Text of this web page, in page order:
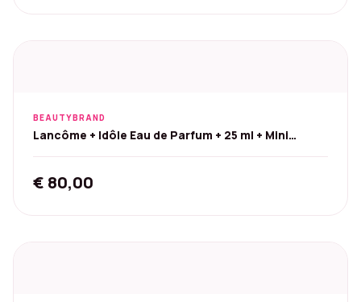
BEAUTYBRAND
Lancôme + Idôle Eau de Parfum + 25 ml + Mini
€ 80,00